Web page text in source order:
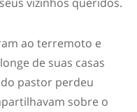
ao terremoto e
de suas casas
pastor perdeu
sobre o